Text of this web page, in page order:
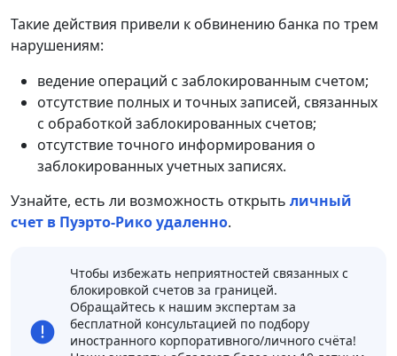
Такие действия привели к обвинению банка по трем
нарушениям:
ведение операций с заблокированным счетом;
отсутствие полных и точных записей, связанных
с обработкой заблокированных счетов;
отсутствие точного информирования о
заблокированных учетных записях.
Узнайте, есть ли возможность открыть личный
счет в Пуэрто-Рико удаленно.
Чтобы избежать неприятностей связанных с
блокировкой счетов за границей.
Обращайтесь к нашим экспертам за
бесплатной консультацией по подбору
иностранного корпоративного/личного счёта!